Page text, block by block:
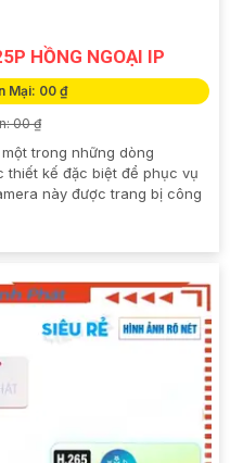
HỒNG NGOẠI IP
Mại: 00 ₫
00 ₫
một trong những dòng
thiết kế đặc biệt để phục vụ
này được trang bị công